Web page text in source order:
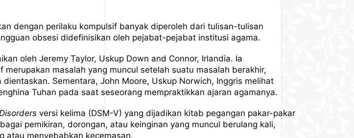
dengan perilaku kompulsif banyak diperoleh dari tulisan-tulisan
obsesi didefinisikan oleh pejabat-pejabat institusi agama.
oleh Jeremy Taylor, Uskup Down and Connor, Irlandia. Ia
masalah yang muncul setelah suatu masalah berakhir,
Sementara, John Moore, Uskup Norwich, Inggris melihat
Tuhan pada saat seseorang mempraktikkan ajaran agamanya.
versi kelima (DSM-V) yang dijadikan kitab pegangan pakar-pakar
pemikiran, dorongan, atau keinginan yang muncul berulang kali,
atau menyebabkan kecemasan.